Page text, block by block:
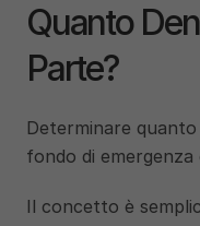
Quanto
Parte?
Determinare
fondo di
Il concetto è